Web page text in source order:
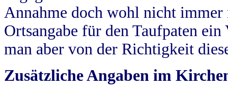
Annahme doch wohl nicht
Ortsangabe für den Taufpaten
man aber von der Richtigkeit
Zusätzliche Angaben im